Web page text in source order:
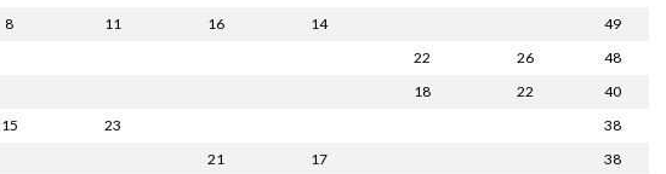
8 11 16 14
49
22 26
48
18 22
40
15 23
38
21 17
38